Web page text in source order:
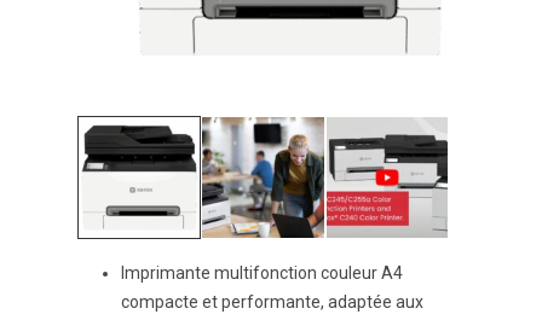
Imprimante multifonction couleur A4
compacte et performante, adaptée aux